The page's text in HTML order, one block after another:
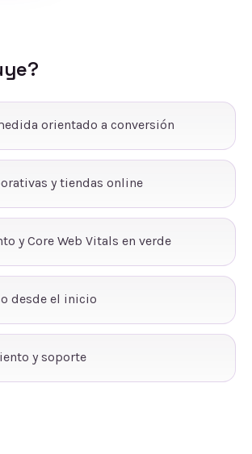
orientado a conversión
y tiendas online
y Core Web Vitals en verde
desde el inicio
y soporte